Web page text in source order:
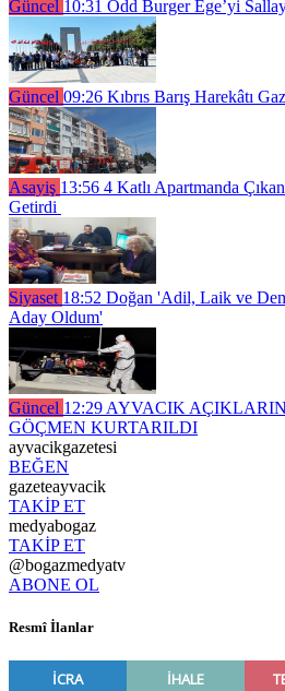
Güncel 10:31 Odd Burger Ege’yi
Güncel 09:26 Kıbrıs Barış Harekâtı
Asayiş 13:56 4 Katlı Apartmanda
Getirdi
Siyaset 18:52 Doğan 'Adil, Laik ve
Aday Oldum'
Güncel 12:29 AYVACIK
GÖÇMEN KURTARILDI
ayvacikgazetesi
BEĞEN
gazeteayvacik
TAKİP ET
medyabogaz
TAKİP ET
@bogazmedyatv
ABONE OL
Resmî İlanlar